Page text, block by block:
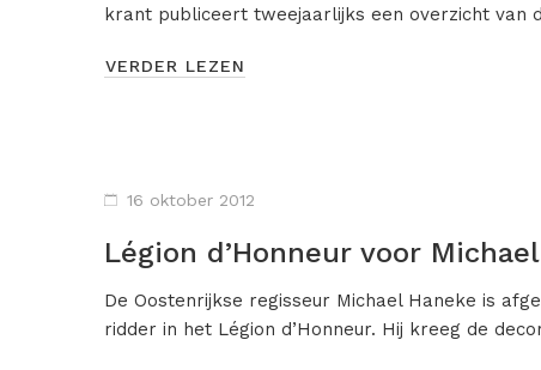
krant publiceert tweejaarlijks een overzicht van
VERDER LEZEN
16 oktober 2012
Légion d’Honneur voor
De Oostenrijkse regisseur Michael Haneke is
ridder in het Légion d’Honneur. Hij kreeg de